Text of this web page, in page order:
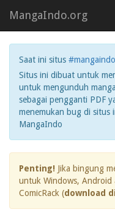
MangaIndo.org
Saat ini situs
Situs ini dibuat untuk
untuk mengunduh
sebagai pengganti PDF
menemukan bug di situs
MangaIndo
Penting! Jika bingung
untuk Windows, Android
ComicRack (download